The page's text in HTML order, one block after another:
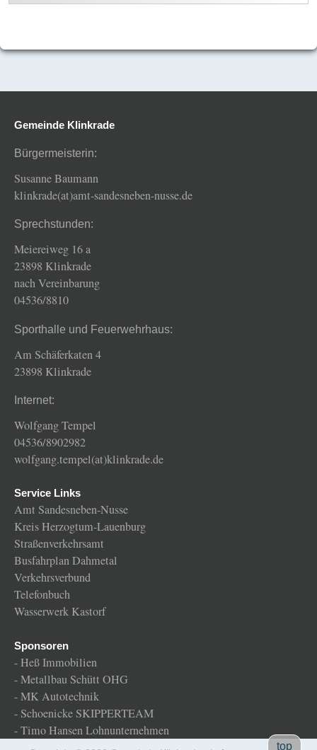
Gemeinde Klinkrade
Bürgermeisterin:
Susanne Baumann
klinkrade(at)amt-sandesneben-nusse.de
Sprechstunden:
Meiereiweg 16 a
23898 Klinkrade
nach Vereinbarung
04536/8810
Sporthalle und Feuerwehrhaus:
Am Schäferkaten 4
23898 Klinkrade
Internet:
Wolfgang Tempel
04536/8902982
wolfgang.tempel(at)klinkrade.de
Service Links
Amt Sandesneben-Nusse
Kreis Herzogtum-Lauenburg
Straßenverkehrsamt
Busfahrplan Dahmetal
Verkehrsverbund
Telefonbuch
Wasserwerk Kastorf
Sponsoren
-Heß Immobilien
-Metallbau Schütt OHG
-MK Autotechnik
- Schoenicke SKIPPERTEAM
-Timo Hansen Lohnunternehmen
Gemeinde
top